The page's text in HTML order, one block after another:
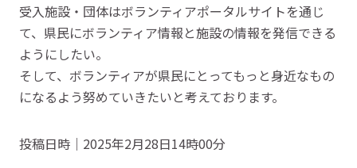
受入施設・団体はボランティアポータルサイトを通じ
て、県民にボランティア情報と施設の情報を発信できる
ようにしたい。
そして、ボランティアが県民にとってもっと身近なもの
になるよう努めていきたいと考えております。
投稿日時｜2025年2月28日14時00分